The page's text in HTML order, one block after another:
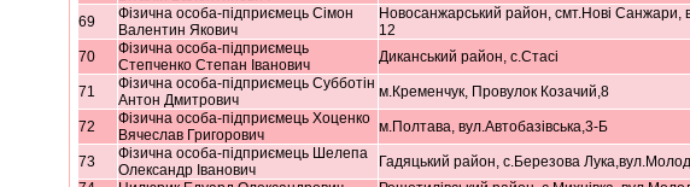
69
Фізична особа-підприємець Сімон
Валентин Якович
Новосанжарський район, смт.Нові Санжари,
12
70
Фізична особа-підприємець
Степченко Степан Іванович
Диканський район, с.Стасі
71
Фізична особа-підприємець Субботін
Антон Дмитрович
м.Кременчук, Провулок Козачий,8
72
Фізична особа-підприємець Хоценко
Вячеслав Григорович
м.Полтава, вул.Автобазівська,3-Б
73
Фізична особа-підприємець Шелепа
Олександр Іванович
Гадяцький район, с.Березова